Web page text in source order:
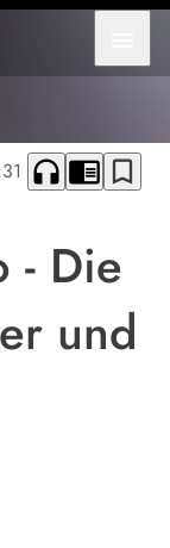
headphones chrome_reader_mode bookmark_border
- Die
und